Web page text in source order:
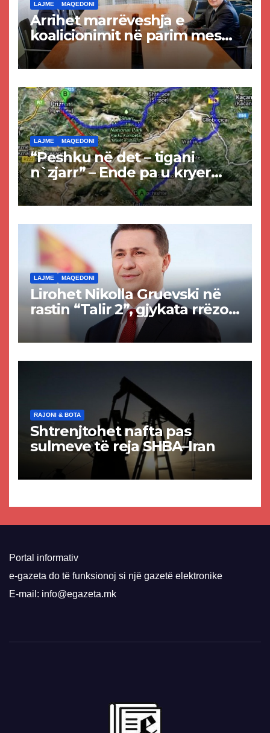
LAJME MAQEDONI
Arrihet marrëveshja e
koalicionimit në parim mes
Kurtit dhe Abdixhikut
LAJME MAQEDONI
“Peshku në det – tigani
n`zjarr” – Ende pa u kryer
projekti i tunelit, komuna e
Tetovës nis punimet për
LAJME MAQEDONI
Lirohet Nikolla Gruevski në
rastin “Talir 2”, gjykata rrëzon
akuzat për ndërtimin e
paligjshëm të selisë së
RAJONI & BOTA
Shtrenjtohet nafta pas
sulmeve të reja SHBA–Iran
Portal informativ
e-gazeta do të funksionoj si një gazetë elektronike
E-mail: info@egazeta.mk